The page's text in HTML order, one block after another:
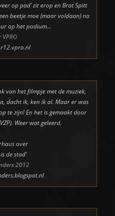
op pad’ zit erop en Brat Spitt
beetje moe (maar voldaan) na
op het podium…
van het filmpje met de muziek,
dacht ik, ken ik al. Maar er was
te zijn! En het is gemaakt door
Weer wat geleerd.
over
de stad’
2012